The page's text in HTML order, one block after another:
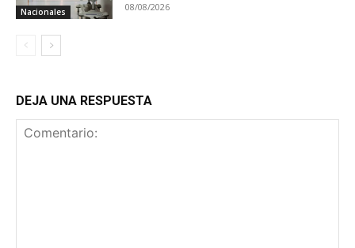
Nacionales 08/08/2026
DEJA UNA RESPUESTA